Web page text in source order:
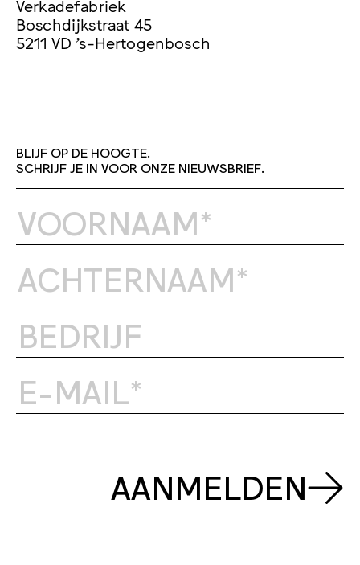
Verkadefabriek
Boschdijkstraat 45
5211 VD 's-Hertogenbosch
BLIJF OP DE HOOGTE.
SCHRIJF JE IN VOOR ONZE NIEUWSBRIEF.
AANMELDEN